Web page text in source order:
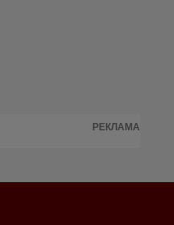
РЕКЛАМА